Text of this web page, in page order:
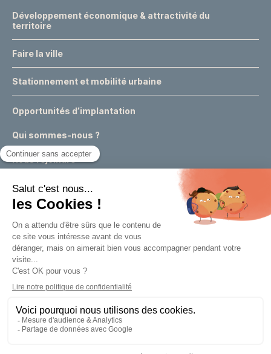
Développement économique & attractivité du
territoire
Faire la ville
Stationnement et mobilité urbaine
Opportunités d’implantation
Qui sommes-nous ?
Nous rejoindre
Actualités
Événements
Expertises & conseils urbains
Appels à projets
Un outil de la
Métropole Européenne de Lille